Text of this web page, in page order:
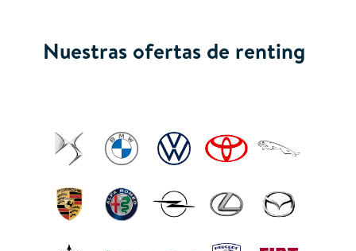
Nuestras ofertas de renting